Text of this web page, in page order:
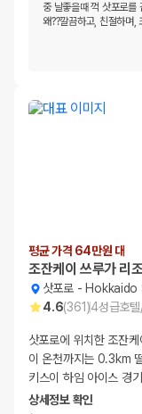
중 날좋을때 꺽 삿포로를
왜??깔끔하고, 친절하며,
평균 가격 64만원 대
조잔케이 쓰루가 리
삿포로 - Hokkaido
4.6(361)4성급호
삿포로에 위치한 조잔
이 온천까지는 0.3km
키스이 하임 아이스 경
상세정보 확인